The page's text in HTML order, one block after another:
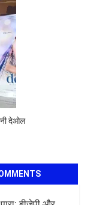
देओल